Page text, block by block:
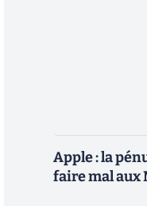
Apple : la
faire mal aux